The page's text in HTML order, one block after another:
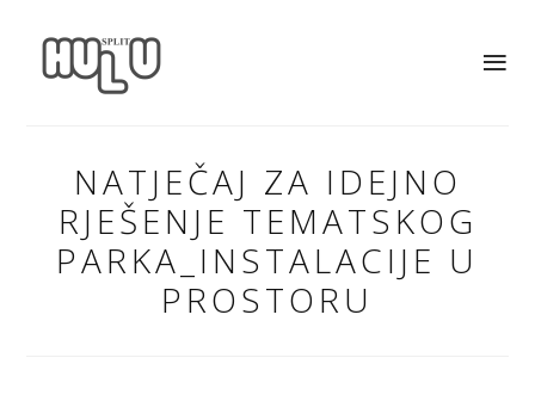
NATJEČAJ ZA IDEJNO
RJEŠENJE TEMATSKOG
PARKA_INSTALACIJE U
PROSTORU